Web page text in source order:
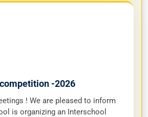
-2026
! We are pleased to inform
is organizing an Interschool